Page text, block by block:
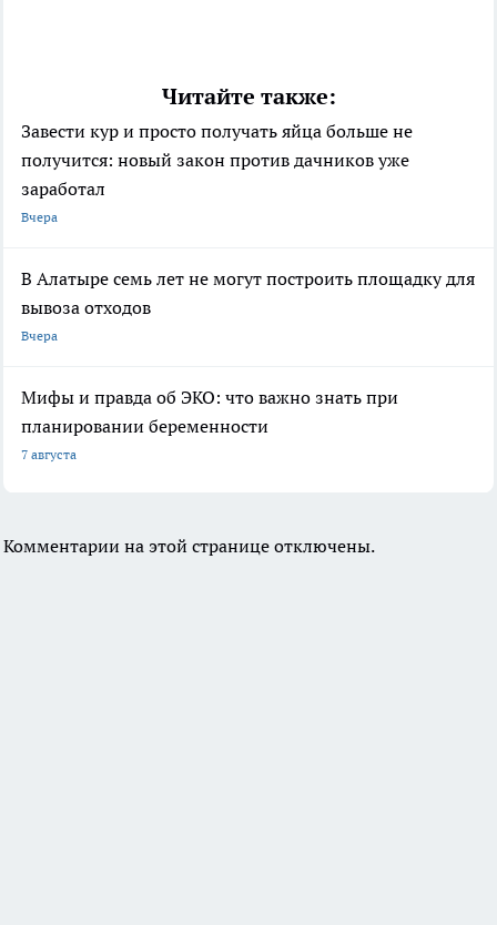
Читайте также:
Завести кур и просто получать яйца больше не
получится: новый закон против дачников уже
заработал
Вчера
В Алатыре семь лет не могут построить площадку для
вывоза отходов
Вчера
Мифы и правда об ЭКО: что важно знать при
планировании беременности
7 августа
Комментарии на этой странице отключены.